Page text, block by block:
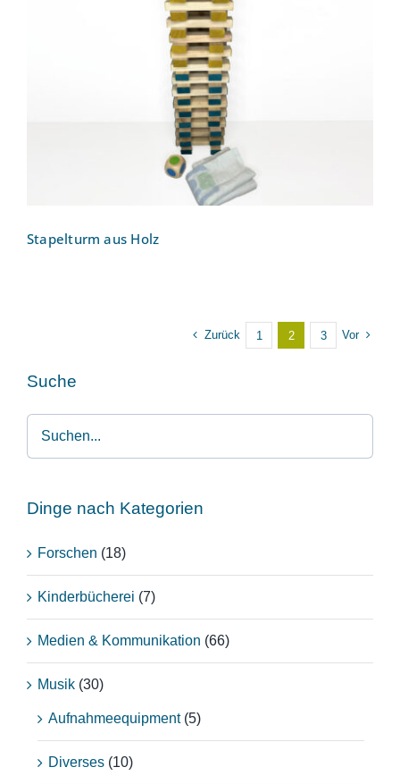
Stapelturm aus Holz
Stapelturm aus Holz
Zurück 1 2 3 Vor
Suche
Dinge nach Kategorien
Forschen (18)
Kinderbücherei (7)
Medien & Kommunikation (66)
Musik (30)
Aufnahmeequipment (5)
Diverses (10)